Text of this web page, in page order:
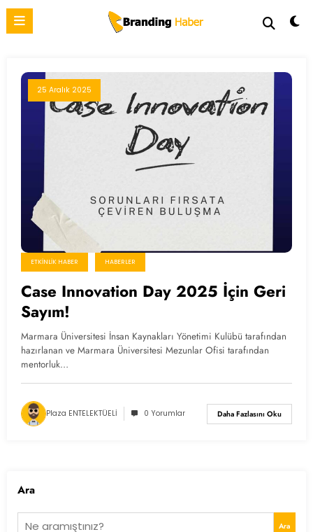
İçeriğe
25 Aralık 2025
ETKINLIK HABER HABERLER
Case Innovation Day 2025 İçin Geri
Sayım!
Marmara Üniversitesi İnsan Kaynakları Yönetimi Kulübü tarafından
hazırlanan ve Marmara Üniversitesi Mezunlar Ofisi tarafından
mentorluk…
Plaza ENTELEKTÜELİ 0 Yorumlar Daha Fazlasını Oku
Ara
Ara